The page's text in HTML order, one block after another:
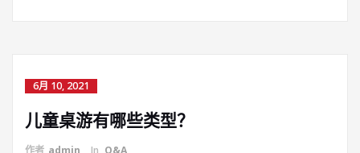
6月 10, 2021
儿童桌游有哪些类型？
作者 admin In Q&A